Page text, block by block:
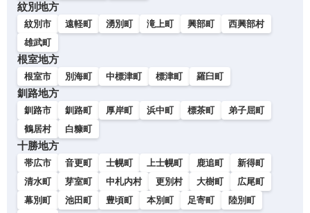
紋別地方
紋別市 遠軽町 湧別町 滝上町 興部町
西興部村
雄武町
根室地方
根室市 別海町 中標津町 標津町 羅臼町
釧路地方
釧路市 釧路町 厚岸町 浜中町 標茶町
弟子屈町
鶴居村
白糠町
十勝地方
帯広市 音更町 士幌町 上士幌町 鹿追町
新得町
清水町
芽室町 中札内村 更別村 大樹町
広尾町
幕別町
池田町 豊頃町 本別町 足寄町
陸別町